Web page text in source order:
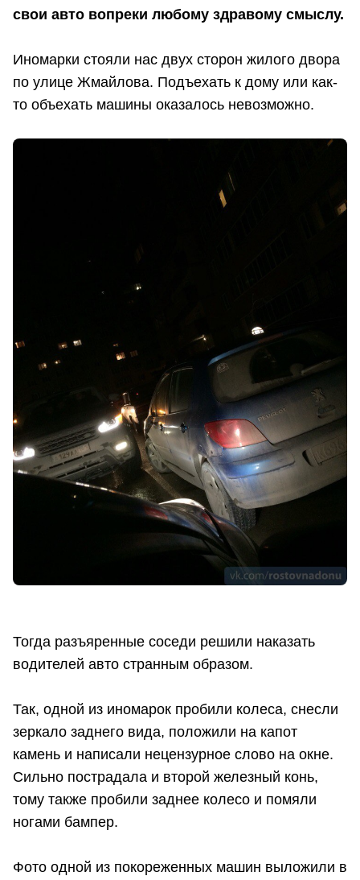
свои авто вопреки любому здравому смыслу.
Иномарки стояли нас двух сторон жилого двора
по улице Жмайлова. Подъехать к дому или как-
то объехать машины оказалось невозможно.
Тогда разъяренные соседи решили наказать
водителей авто странным образом.
Так, одной из иномарок пробили колеса, снесли
зеркало заднего вида, положили на капот
камень и написали нецензурное слово на окне.
Сильно пострадала и второй железный конь,
тому также пробили заднее колесо и помяли
ногами бампер.
Фото одной из покореженных машин выложили в